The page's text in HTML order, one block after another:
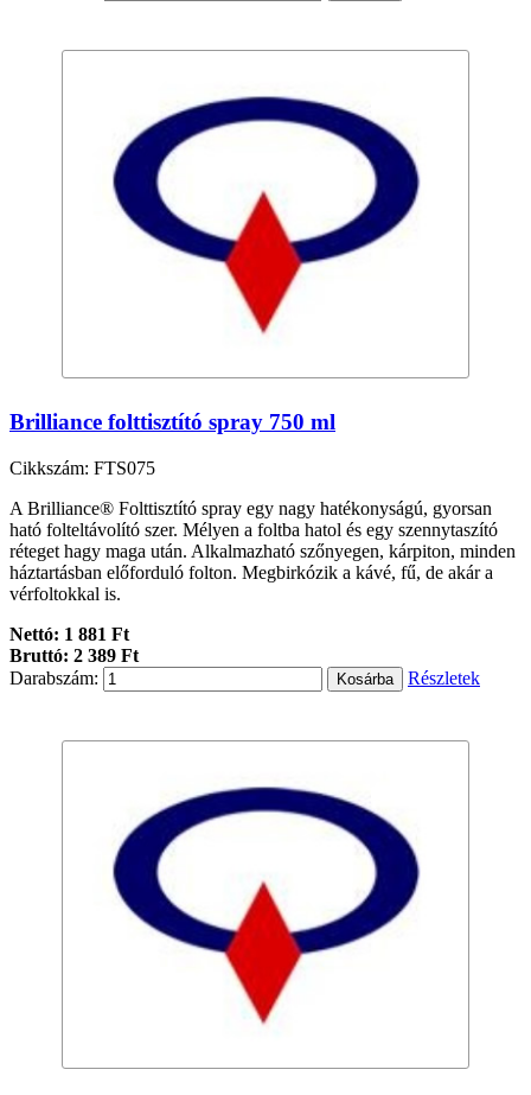
Brilliance folttisztító spray 750 ml
Cikkszám: FTS075
A Brilliance® Folttisztító spray egy nagy hatékonyságú, gyorsan
ható folteltávolító szer. Mélyen a foltba hatol és egy szennytaszító
réteget hagy maga után. Alkalmazható szőnyegen, kárpiton, minden
háztartásban előforduló folton. Megbirkózik a kávé, fű, de akár a
vérfoltokkal is.
Nettó: 1 881 Ft
Bruttó: 2 389 Ft
Darabszám:
Részletek